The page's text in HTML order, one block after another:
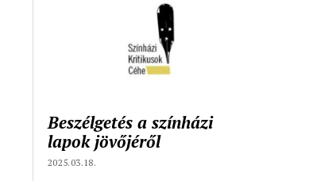
Beszélgetés a színházi
lapok jövőjéről
2025.03.18.